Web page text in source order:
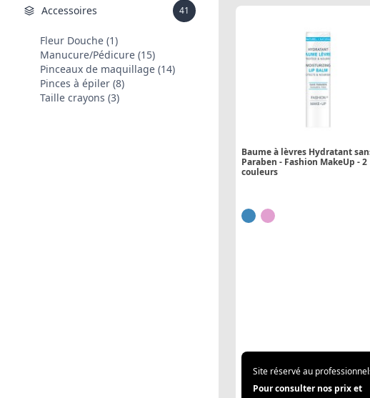
Accessoires 41
Fleur Douche (1)
Manucure/Pédicure (15)
Pinceaux de maquillage (14)
Pinces à épiler (8)
Taille crayons (3)
Baume à lèvres Hydratant
Paraben - Fashion MakeUp - 2
couleurs
Site réservé au
Pour consulter nos prix et